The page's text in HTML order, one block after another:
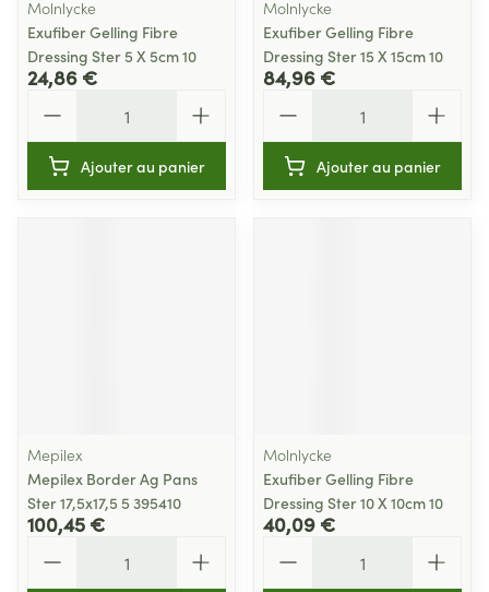
Molnlycke
Exufiber Gelling Fibre
Dressing Ster 5 X 5cm 10
24,86 €
Ajouter au panier
Molnlycke
Exufiber Gelling Fibre
Dressing Ster 15 X 15cm 10
84,96 €
Ajouter au panier
Mepilex
Mepilex Border Ag Pans
Ster 17,5x17,5 5 395410
100,45 €
Molnlycke
Exufiber Gelling Fibre
Dressing Ster 10 X 10cm 10
40,09 €